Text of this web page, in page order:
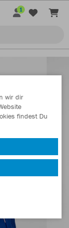
1
wir dir
findest Du